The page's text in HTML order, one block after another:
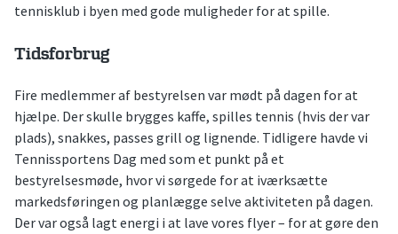
tennisklub i byen med gode muligheder for at spille.
Tidsforbrug
Fire medlemmer af bestyrelsen var mødt på dagen for at
hjælpe. Der skulle brygges kaffe, spilles tennis (hvis der var
plads), snakkes, passes grill og lignende. Tidligere havde vi
Tennissportens Dag med som et punkt på et
bestyrelsesmøde, hvor vi sørgede for at iværksætte
markedsføringen og planlægge selve aktiviteten på dagen.
Der var også lagt energi i at lave vores flyer – for at gøre den